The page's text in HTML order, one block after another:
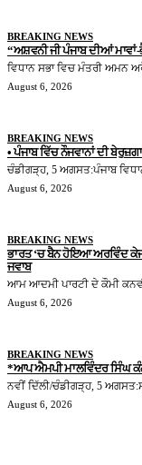
BREAKING NEWS
“ਅਸ਼ਵਨੀ ਜੀ ਪੰਜਾਬ ਦੀਆਂ
ਵਿਧਾਨ ਸਭਾ ਵਿਚ ਮੰਤਰੀ ਅਮਨ
August 6, 2026
BREAKING NEWS
• ਪੰਜਾਬ ਵਿੱਚ ਨੌਜਵਾਨਾਂ ਦੀ
ਚੰਡੀਗੜ੍ਹ, 5 ਅਗਸਤ:ਪੰਜਾਬ
August 6, 2026
BREAKING NEWS
ਭਾਰਤ ‘ਚ ਬੈਨ ਹੋਇਆ ਅਰਵਿੰਦ
ਜਵਾਬ
ਆਮ ਆਦਮੀ ਪਾਰਟੀ ਦੇ ਕੌਮੀ
August 6, 2026
BREAKING NEWS
*ਆਪ ਐਮਪੀ ਮਾਲਵਿੰਦਰ ਸਿੰਘ ਕੰਗ
ਨਵੀਂ ਦਿੱਲੀ/ਚੰਡੀਗੜ੍ਹ, 5
August 6, 2026